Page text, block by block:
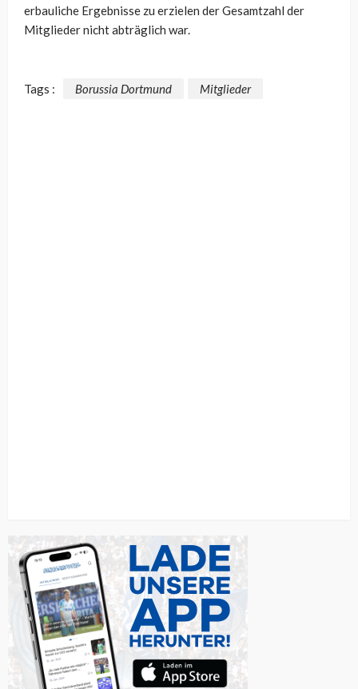
erbauliche Ergebnisse zu erzielen der Gesamtzahl der
Mitglieder nicht abträglich war.
Tags : Borussia Dortmund Mitglieder